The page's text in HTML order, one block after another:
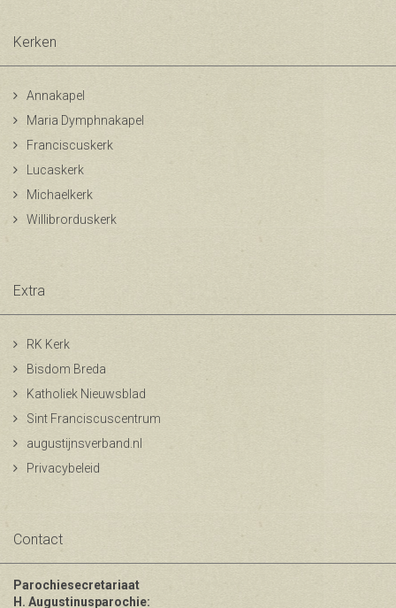
Kerken
Annakapel
Maria Dymphnakapel
Franciscuskerk
Lucaskerk
Michaelkerk
Willibrorduskerk
Extra
RK Kerk
Bisdom Breda
Katholiek Nieuwsblad
Sint Franciscuscentrum
augustijnsverband.nl
Privacybeleid
Contact
Parochiesecretariaat
H. Augustinusparochie: